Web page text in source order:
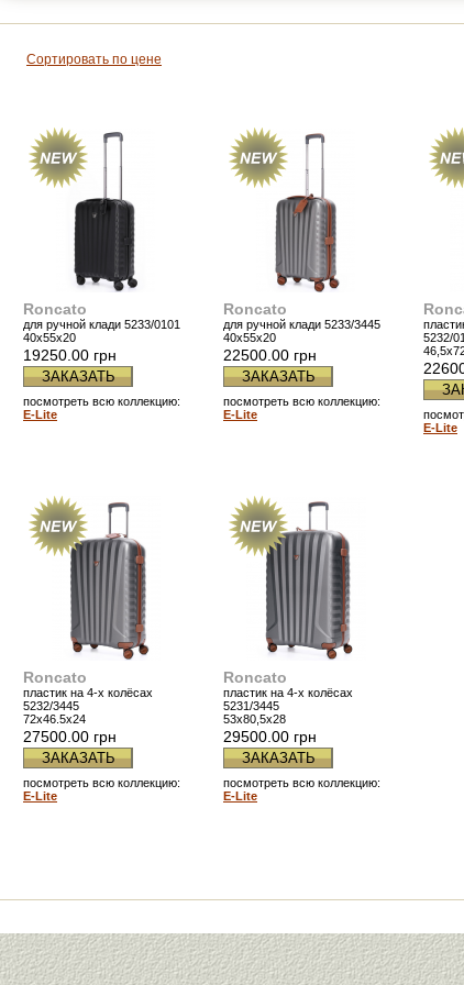
Сортировать по цене
Roncato
для ручной клади 5233/0101
40x55x20
19250.00 грн
ЗАКАЗАТЬ
посмотреть всю коллекцию:
E-Lite
Roncato
для ручной клади 5233/3445
40x55x20
22500.00 грн
ЗАКАЗАТЬ
посмотреть всю коллекцию:
E-Lite
5232/
E-Lite
Roncato
пластик на 4-х колёсах
5232/3445
72х46.5х24
27500.00 грн
ЗАКАЗАТЬ
посмотреть всю коллекцию:
E-Lite
Roncato
пластик на 4-х колёсах
5231/3445
53x80,5x28
29500.00 грн
ЗАКАЗАТЬ
посмотреть всю коллекцию:
E-Lite